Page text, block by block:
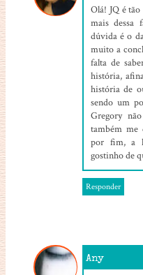
Olá! JQ é
mais dessa
dúvida é o
muito a
falta de
história,
história de
sendo um
Gregory
também me
por fim, a
gostinho de
Responder
Any